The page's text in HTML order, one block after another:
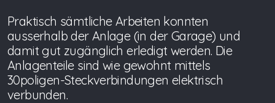
Praktisch sämtliche Arbeiten konnten
ausserhalb der Anlage (in der Garage) und
damit gut zugänglich erledigt werden. Die
Anlagenteile sind wie gewohnt mittels
30poligen-Steckverbindungen elektrisch
verbunden.